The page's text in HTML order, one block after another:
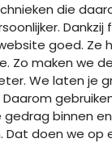
Nieuw
die
Dankzij
goed. Ze
Zo maken we
We laten je
binnen
Dat doen we op